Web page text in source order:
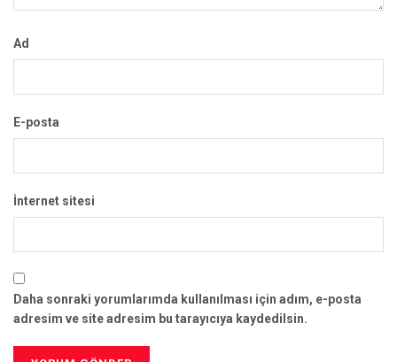
Ad
E-posta
İnternet sitesi
Daha sonraki yorumlarımda kullanılması için adım, e-posta
adresim ve site adresim bu tarayıcıya kaydedilsin.